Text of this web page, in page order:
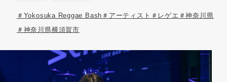
＃Yokosuka Reggae Bash ＃アーティスト ＃レゲエ ＃神奈川県
＃神奈川県横須賀市